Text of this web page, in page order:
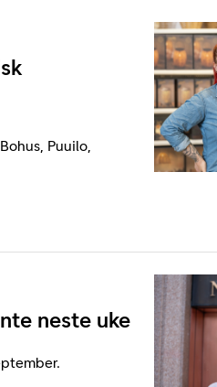
Puuilo,
neste uke